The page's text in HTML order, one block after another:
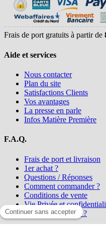
Frais de port gratuits à partir de
Aide et services
Nous contacter
Plan du site
Satisfactions Clients
Vos avantages
La presse en parle
Infos Matière Première
F.A.Q.
Frais de port et livraison
1er achat ?
Questions / Réponses
Comment commander ?
Conditions de vente
Vie Privée et
Qui sommes-nous ?